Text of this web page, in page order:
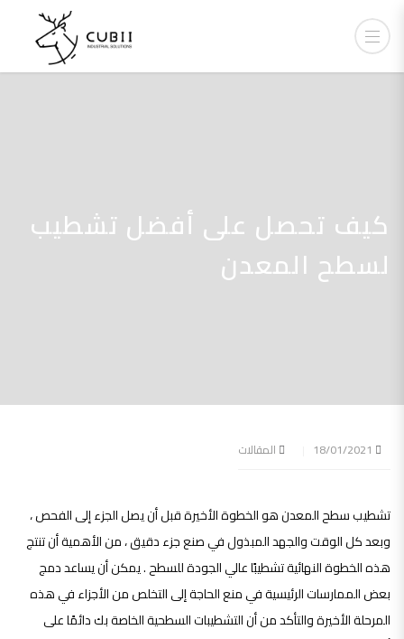
كيف تحصل على أفضل تشطيب
لسطح المعدن
المقالات
تشطيب سطح المعدن هو الخطوة الأخيرة قبل أن يصل الجزء إلى الفحص ،
وبعد كل الوقت والجهد المبذول في صنع جزء دقيق ، من الأهمية أن تنتج
هذه الخطوة النهائية تشطيبًا عالي الجودة للسطح . يمكن أن يساعد دمج
بعض الممارسات الرئيسية في منع الحاجة إلى التخلص من الأجزاء في هذه
المرحلة الأخيرة والتأكد من أن التشطيبات السطحية الخاصة بك دائمًا على